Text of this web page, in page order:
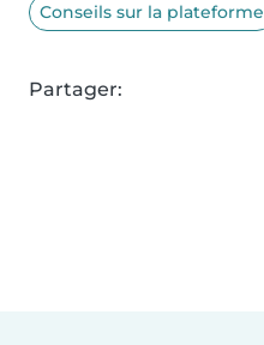
Conseils sur la plateforme
Partager: